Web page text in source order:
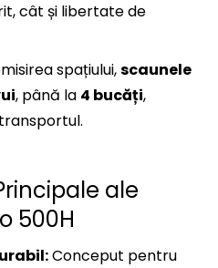
cât și libertate de
spațiului,scaunele
, până la 4 bucăți,
ale
500H
Conceput pentru